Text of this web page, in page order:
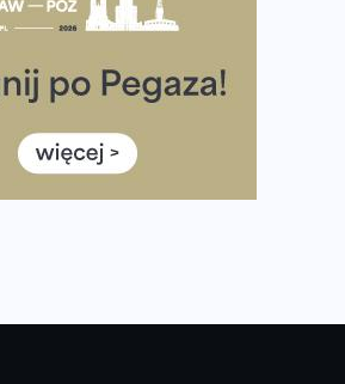
Warszawskiego – praktyczny
3 treningi wystarczą? Jak
robić postępy
Przed nami Nocny Portowy Maraton
Wszystko, co warto wiedzieć